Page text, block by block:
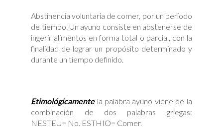
Abstinencia voluntaria de comer, por un período
de tiempo. Un ayuno consiste en abstenerse de
ingerir alimentos en forma total o parcial, con la
finalidad de lograr un propósito determinado y
durante un tiempo definido.
Etimológicamentela palabra ayuno viene de la
combinación de dos palabras griegas:
NESTEU= No. ESTHIO= Comer.